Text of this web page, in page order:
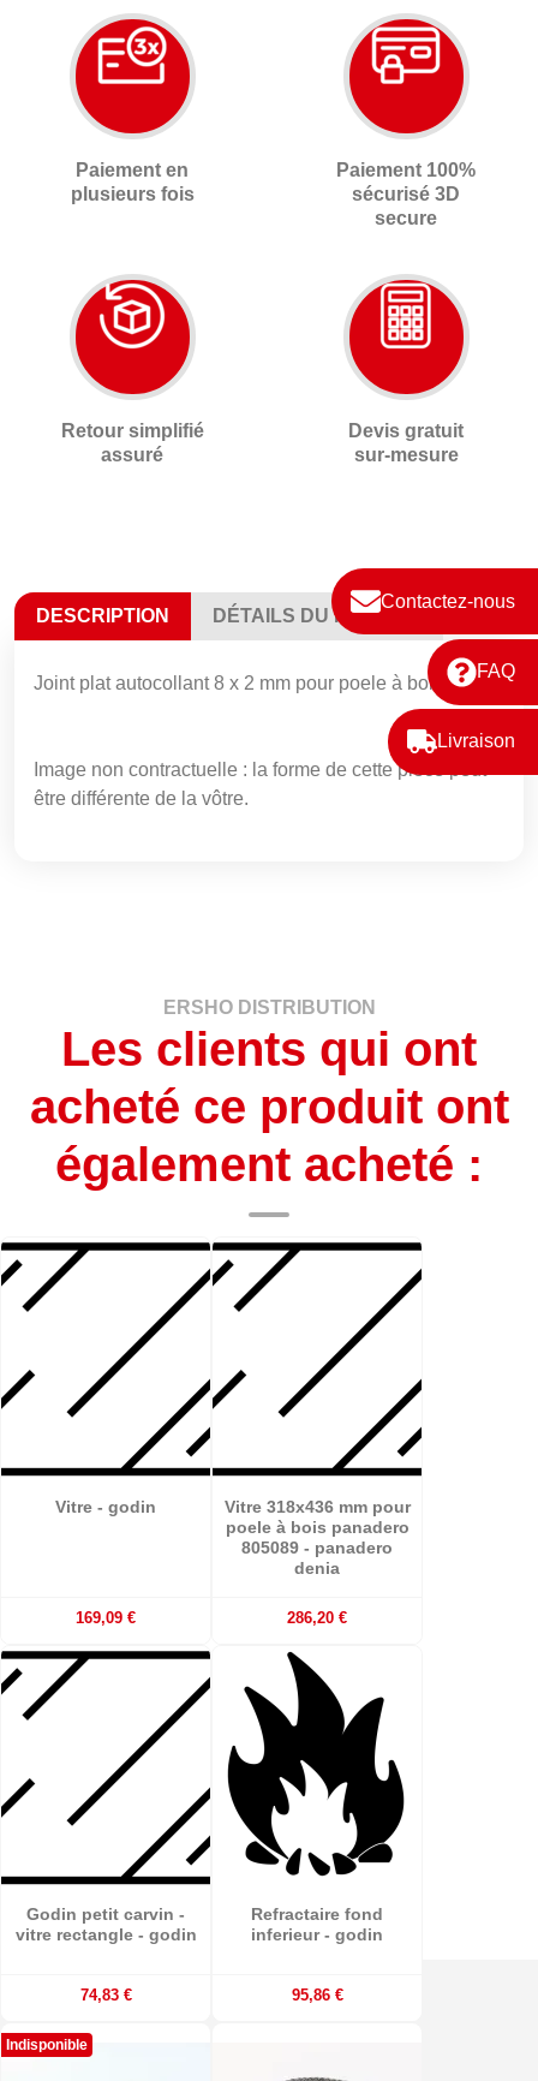
Contactez-nous
FAQ
Livraison
Paiement en
plusieurs fois
Paiement 100%
sécurisé 3D
secure
Retour simplifié
assuré
Devis gratuit
sur-mesure
DESCRIPTION DÉTAILS DU PRODUIT
Joint plat autocollant 8 x 2 mm pour poele à bois
Image non contractuelle : la forme de cette pièce peut
être différente de la vôtre.
ERSHO DISTRIBUTION
Les clients qui ont
acheté ce produit ont
également acheté :
Vitre - godin
169,09 €
Vitre 318x436 mm pour
poele à bois panadero
805089 - panadero
denia
286,20 €
Godin petit carvin -
vitre rectangle - godin
74,83 €
Refractaire fond
inferieur - godin
95,86 €
Indisponible